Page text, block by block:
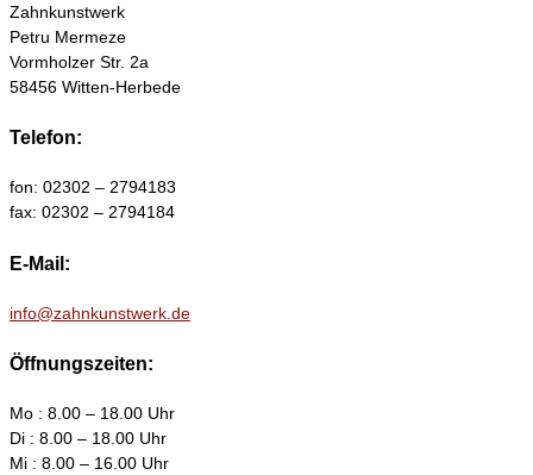
Zahnkunstwerk
Petru Mermeze
Vormholzer Str. 2a
58456 Witten-Herbede
Telefon:
fon: 02302 – 2794183
fax: 02302 – 2794184
E-Mail:
info@zahnkunstwerk.de
Öffnungszeiten:
Mo : 8.00 – 18.00 Uhr
Di : 8.00 – 18.00 Uhr
Mi : 8.00 – 16.00 Uhr